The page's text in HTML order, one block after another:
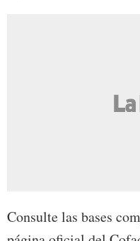
Consulte las bases